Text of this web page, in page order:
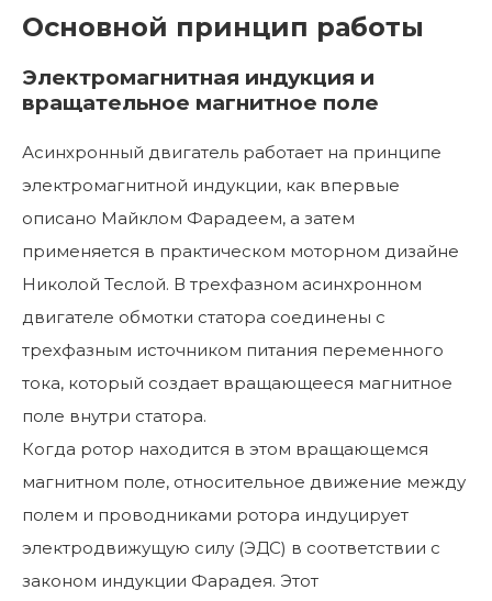
Основной принцип работы
Электромагнитная индукция и
вращательное магнитное поле
Асинхронный двигатель работает на принципе
электромагнитной индукции, как впервые
описано Майклом Фарадеем, а затем
применяется в практическом моторном дизайне
Николой Теслой. В трехфазном асинхронном
двигателе обмотки статора соединены с
трехфазным источником питания переменного
тока, который создает вращающееся магнитное
поле внутри статора.
Когда ротор находится в этом вращающемся
магнитном поле, относительное движение между
полем и проводниками ротора индуцирует
электродвижущую силу (ЭДС) в соответствии с
законом индукции Фарадея. Этот